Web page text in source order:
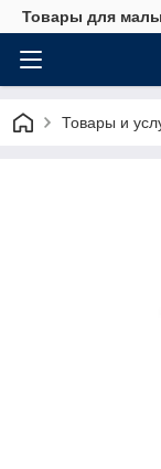
Товары для
Товары и